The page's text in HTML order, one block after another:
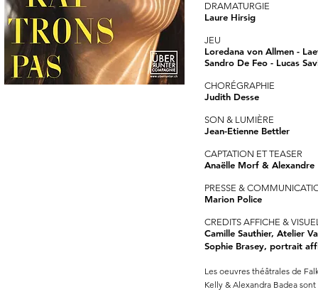
DRAMATURGIE
Laure Hirsig
JEU
Loredana von Allmen -
Sandro De Feo - Lucas
CHORÉGRAPHIE
Judith Desse
SON & LUMIÈRE
Jean-Etienne Bettler
CAPTATION ET TEASER
Anaëlle Morf & Alexandre
PRESSE &
Marion Police
CREDITS AFFICHE &
Camille Sauthier, Atelier
Sophie Brasey, portrait
Les oeuvres théâtrales de
Kelly & Alexandra Badea